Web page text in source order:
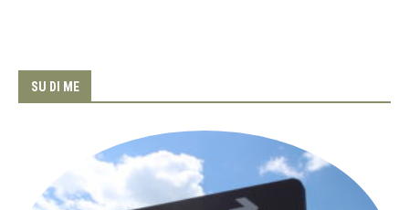
SU DI ME